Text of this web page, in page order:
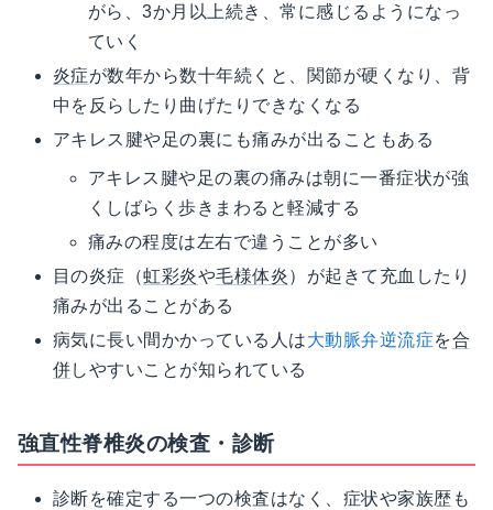
がら、3か月以上続き、常に感じるようになっ
ていく
炎症が数年から数十年続くと、関節が硬くなり、背
中を反らしたり曲げたりできなくなる
アキレス腱や足の裏にも痛みが出ることもある
アキレス腱や足の裏の痛みは朝に一番症状が強
くしばらく歩きまわると軽減する
痛みの程度は左右で違うことが多い
目の炎症（虹彩炎や毛様体炎）が起きて充血したり
痛みが出ることがある
病気に長い間かかっている人は大動脈弁逆流症を合
併しやすいことが知られている
強直性脊椎炎の検査・診断
診断を確定する一つの検査はなく、症状や家族歴も